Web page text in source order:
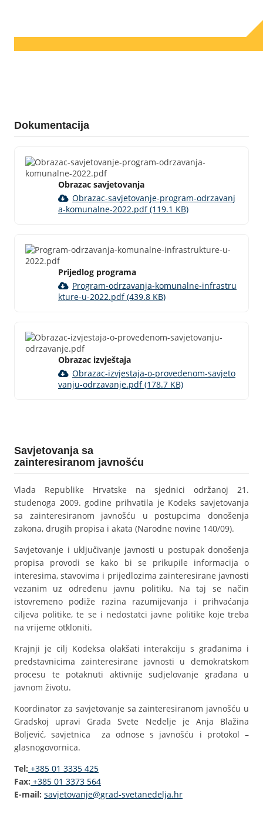
Dokumentacija
Obrazac savjetovanja
Obrazac-savjetovanje-program-odrzavanj
a-komunalne-2022.pdf (119.1 KB)
Prijedlog programa
Program-odrzavanja-komunalne-infrastru
kture-u-2022.pdf (439.8 KB)
Obrazac izvještaja
Obrazac-izvjestaja-o-provedenom-savjeto
vanju-odrzavanje.pdf (178.7 KB)
Savjetovanja sa
zainteresiranom javnošću
Vlada Republike Hrvatske na sjednici održanoj 21.
studenoga 2009. godine prihvatila je Kodeks savjetovanja
sa zainteresiranom javnošću u postupcima donošenja
zakona, drugih propisa i akata (Narodne novine 140/09).
Savjetovanje i uključivanje javnosti u postupak donošenja
propisa provodi se kako bi se prikupile informacija o
interesima, stavovima i prijedlozima zainteresirane javnosti
vezanim uz određenu javnu politiku. Na taj se način
istovremeno podiže razina razumijevanja i prihvaćanja
ciljeva politike, te se i nedostatci javne politike koje treba
na vrijeme otkloniti.
Krajnji je cilj Kodeksa olakšati interakciju s građanima i
predstavnicima zainteresirane javnosti u demokratskom
procesu te potaknuti aktivnije sudjelovanje građana u
javnom životu.
Koordinator za savjetovanje sa zainteresiranom javnošću u
Gradskoj upravi Grada Svete Nedelje je Anja Blažina
Boljević, savjetnica za odnose s javnošću i protokol –
glasnogovornica.
Tel: +385 01 3335 425
Fax: +385 01 3373 564
E-mail: savjetovanje@grad-svetanedelja.hr